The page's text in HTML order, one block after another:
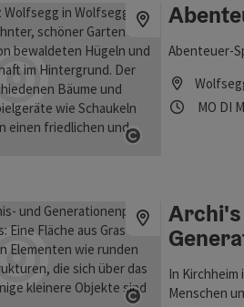
Abenteuer-
MO DI
Copyright
In
Menschen